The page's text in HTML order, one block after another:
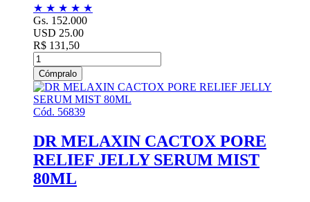
★ ★ ★ ★ ★
Gs. 152.000
USD 25.00
R$ 131,50
Cómpralo
Cód. 56839
DR MELAXIN CACTOX PORE
RELIEF JELLY SERUM MIST
80ML